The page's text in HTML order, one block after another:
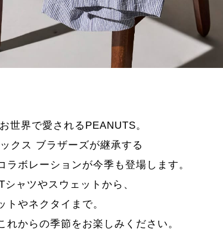
世界で愛されるPEANUTS。
クス ブラザーズが継承する
ボレーションが今季も登場します。
ャツやスウェットから、
トやネクタイまで。
からの季節をお楽しみください。